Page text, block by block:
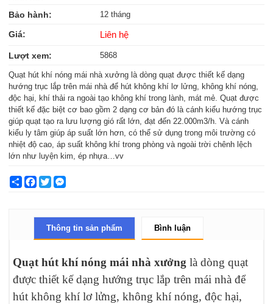
Bảo hành: 12 tháng
Giá: Liên hệ
Lượt xem: 5868
Quạt hút khí nóng mái nhà xưởng là dòng quạt được thiết kế dạng
hướng trục lắp trên mái nhà để hút không khí lơ lửng, không khí nóng,
độc hại, khí thải ra ngoài tạo không khí trong lành, mát mẻ. Quạt được
thiết kế đặc biệt cơ bao gồm 2 dạng cơ bản đó là cánh kiểu hướng trục
giúp quạt tạo ra lưu lượng gió rất lớn, đạt đến 22.000m3/h. Và cánh
kiểu ly tâm giúp áp suất lớn hơn, có thể sử dụng trong môi trường có
nhiệt độ cao, áp suất không khí trong phòng và ngoài trời chênh lệch
lớn như luyện kim, ép nhựa…vv
ShareFacebook
Twitter
Thông tin sản phẩm Bình luận
Quạt hút khí nóng mái nhà xưởng là dòng quạt
được thiết kế dạng hướng trục lắp trên mái nhà để
hút không khí lơ lửng, không khí nóng, độc hại,